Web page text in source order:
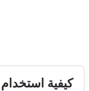
كيفية